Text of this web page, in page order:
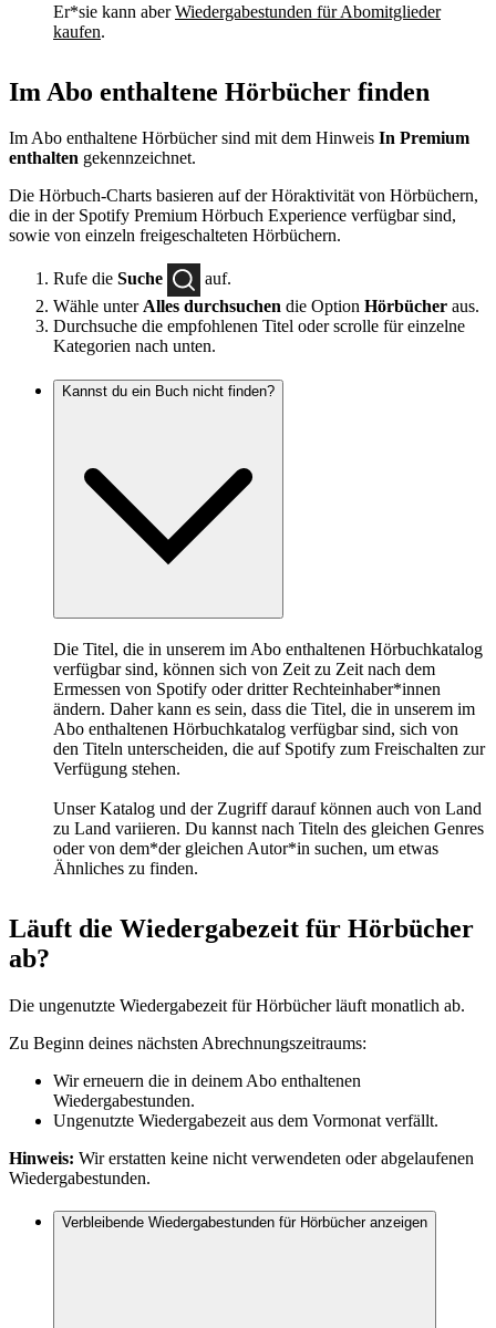
Er*sie kann aberWiedergabestunden für Abomitglieder
kaufen.
Im Abo enthaltene Hörbücher finden
Im Abo enthaltene Hörbücher sind mit dem Hinweis In Premium
enthalten gekennzeichnet.
Die Hörbuch-Charts basieren auf der Höraktivität von Hörbüchern,
die in der Spotify Premium Hörbuch Experience verfügbar sind,
sowie von einzeln freigeschalteten Hörbüchern.
Rufe die Suche
auf.
Wähle unterAlles durchsuchen die Option Hörbücher aus.
Durchsuche die empfohlenen Titel oder scrolle für einzelne
Kategorien nach unten.
Kannst du ein Buch nicht finden?
Die Titel, die in unserem im Abo enthaltenen Hörbuchkatalog
verfügbar sind, können sich von Zeit zu Zeit nach dem
Ermessen von Spotify oder dritter Rechteinhaber*innen
ändern. Daher kann es sein, dass die Titel, die in unserem im
Abo enthaltenen Hörbuchkatalog verfügbar sind, sich von
den Titeln unterscheiden, die auf Spotify zum Freischalten zur
Verfügung stehen.
Unser Katalog und der Zugriff darauf können auch von Land
zu Land variieren. Du kannst nach Titeln des gleichen Genres
oder von dem*der gleichen Autor*in suchen, um etwas
Ähnliches zu finden.
Läuft die Wiedergabezeit für Hörbücher
ab?
Die ungenutzte Wiedergabezeit für Hörbücher läuft monatlich ab.
Zu Beginn deines nächsten Abrechnungszeitraums:
Wir erneuern die in deinem Abo enthaltenen
Wiedergabestunden.
Ungenutzte Wiedergabezeit aus dem Vormonat verfällt.
Hinweis: Wir erstatten keine nicht verwendeten oder abgelaufenen
Wiedergabestunden.
Verbleibende Wiedergabestunden für Hörbücher anzeigen